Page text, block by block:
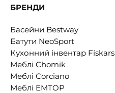
БРЕНДИ
Басейни Bestway
Батути NeoSport
Кухонний інвентар Fiskars
Меблі Chomik
Меблі Corciano
Меблі EMTOP